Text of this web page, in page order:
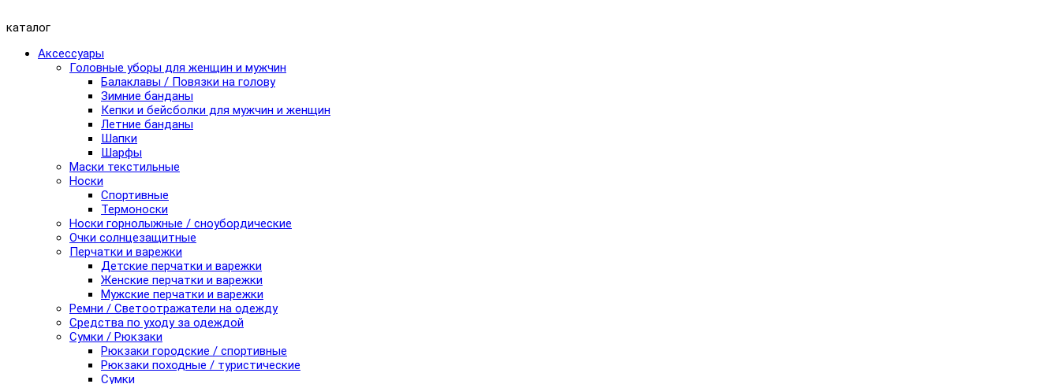
каталог
Аксессуары
Головные уборы для женщин и мужчин
Балаклавы / Повязки на голову
Зимние банданы
Кепки и бейсболки для мужчин и женщин
Летние банданы
Шапки
Шарфы
Маски текстильные
Носки
Спортивные
Термоноски
Носки горнолыжные / сноубордические
Очки солнцезащитные
Перчатки и варежки
Детские перчатки и варежки
Женские перчатки и варежки
Мужские перчатки и варежки
Ремни / Светоотражатели на одежду
Средства по уходу за одеждой
Сумки / Рюкзаки
Рюкзаки городские / спортивные
Рюкзаки походные / туристические
Сумки